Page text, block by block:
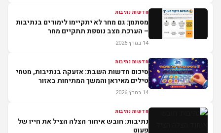
חדשות נתיבות
מסתמן: גם מחר לא יתקיימו לימודים בנתיבות
– הערכת מצב נוספת תתקיים מחר
14 במרץ 2026
חדשות נתיבות
סיכום חדשות השבת: אזעקה בנתיבות, מטחי
טילים מאיראן והמשך המתיחות באזור
14 במרץ 2026
חדשות נתיבות
נתיבות: חובש איחוד הצלה הציל את חייו של
פעוט